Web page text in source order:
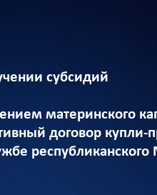
субсидий
материнского
договор